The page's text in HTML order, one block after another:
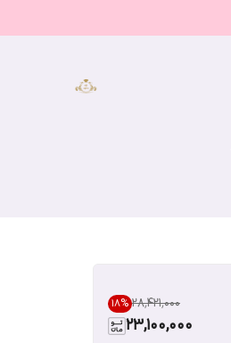
۲۸٬۴۲۱٬۰۰۰ 18%
23,100,000